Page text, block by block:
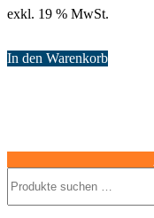
exkl. 19 % MwSt.
In den Warenkorb